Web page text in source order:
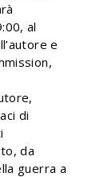
al
e
di
da
guerra a